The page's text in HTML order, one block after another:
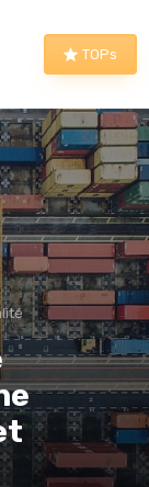
TOPs